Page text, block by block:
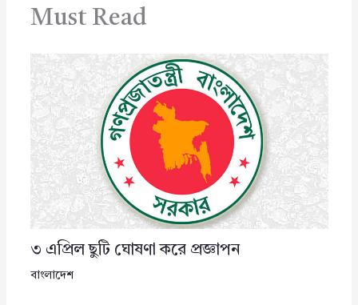
Must Read
৩ এপ্রিল ছুটি ঘোষণা করে প্রজ্ঞাপন
বাংলাদেশ